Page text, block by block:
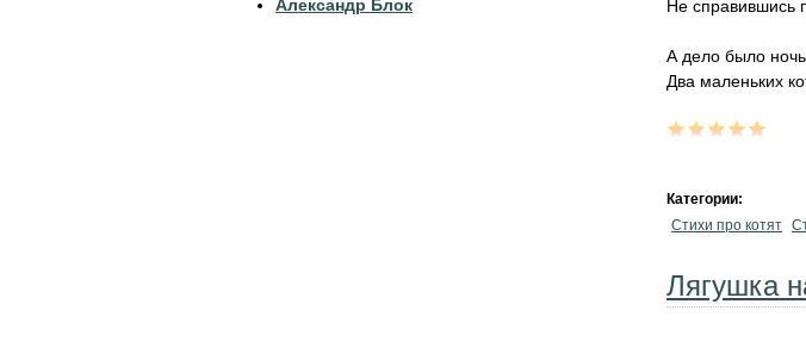
Не справившись
А дело было
Два маленьких
Категории:
Стихи про котят
Лягушка
Александр Блок